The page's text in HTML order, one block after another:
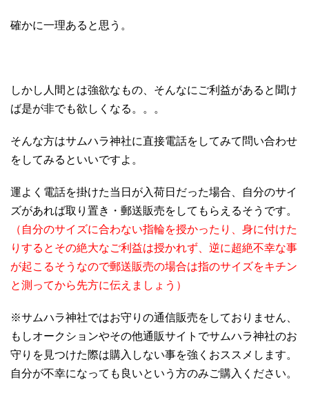
確かに一理あると思う。
しかし人間とは強欲なもの、そんなにご利益があると聞け
ば是が非でも欲しくなる。。。
そんな方はサムハラ神社に直接電話をしてみて問い合わせ
をしてみるといいですよ。
運よく電話を掛けた当日が入荷日だった場合、自分のサイ
ズがあれば取り置き・郵送販売をしてもらえるそうです。
（自分のサイズに合わない指輪を授かったり、身に付けた
りするとその絶大なご利益は授かれず、逆に超絶不幸な事
が起こるそうなので郵送販売の場合は指のサイズをキチン
と測ってから先方に伝えましょう）
※サムハラ神社ではお守りの通信販売をしておりません、
もしオークションやその他通販サイトでサムハラ神社のお
守りを見つけた際は購入しない事を強くおススメします。
自分が不幸になっても良いという方のみご購入ください。